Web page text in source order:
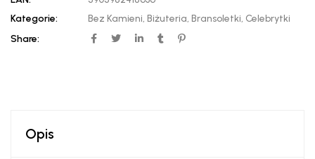
Kategorie:
Bez Kamieni, Biżuteria, Bransoletki, Celebrytki
Share:
Opis